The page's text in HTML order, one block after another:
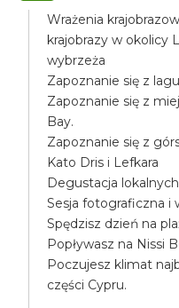
Wrażenia
krajobrazy w okolicy
wybrzeża
Zapoznanie się z
Zapoznanie się z
Bay.
Zapoznanie się z
Kato Dris i Lefkara
Degustacja
Sesja fotograficzna i
Spędzisz dzień na
Popływasz na Nissi
Poczujesz klimat
części Cypru.